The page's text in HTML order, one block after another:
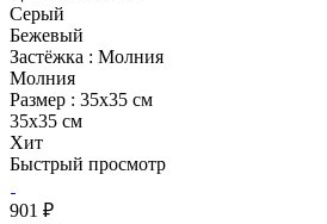
Серый
Бежевый
Застёжка : Молния
Молния
Размер : 35х35 см
35х35 см
Хит
Быстрый просмотр
901 ₽